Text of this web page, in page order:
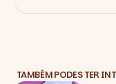
TAMBÉM PODES TER